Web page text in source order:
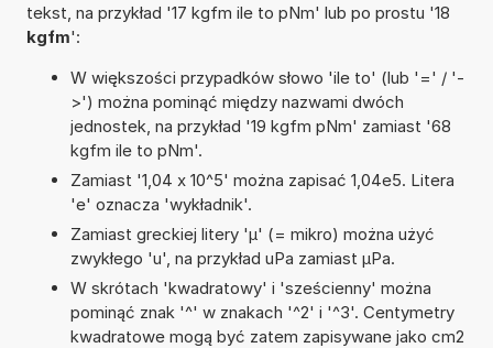
tekst, na przykład '17 kgfm ile to pNm' lub po prostu '18
kgfm':
W większości przypadków słowo 'ile to' (lub '=' / '-
>') można pominąć między nazwami dwóch
jednostek, na przykład '19 kgfm pNm' zamiast '68
kgfm ile to pNm'.
Zamiast '1,04 x 10^5' można zapisać 1,04e5. Litera
'e' oznacza 'wykładnik'.
Zamiast greckiej litery 'µ' (= mikro) można użyć
zwykłego 'u', na przykład uPa zamiast µPa.
W skrótach 'kwadratowy' i 'sześcienny' można
pominąć znak '^' w znakach '^2' i '^3'. Centymetry
kwadratowe mogą być zatem zapisywane jako cm2